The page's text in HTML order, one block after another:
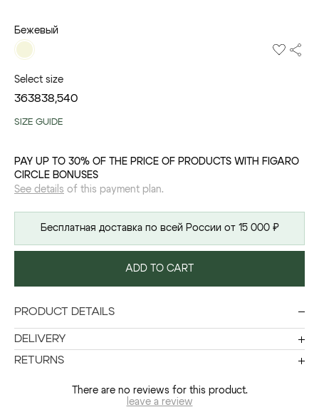
Бежевый
Select size
363838,540
SIZE GUIDE
PAY UP TO 30% OF THE PRICE OF PRODUCTS WITH FIGARO
CIRCLE BONUSES
See details of this payment plan.
Бесплатная доставка по всей России от 15 000 ₽
ADD TO CART
PRODUCT DETAILS
DELIVERY
RETURNS
There are no reviews for this product.
leave a review